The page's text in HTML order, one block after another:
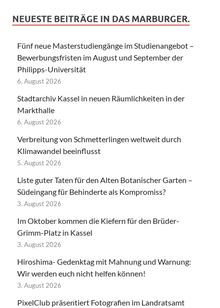
NEUESTE BEITRÄGE IN DAS MARBURGER.
Fünf neue Masterstudiengänge im Studienangebot –
Bewerbungsfristen im August und September der
Philipps-Universität
6. August 2026
Stadtarchiv Kassel in neuen Räumlichkeiten in der
Markthalle
6. August 2026
Verbreitung von Schmetterlingen weltweit durch
Klimawandel beeinflusst
5. August 2026
Liste guter Taten für den Alten Botanischer Garten –
Südeingang für Behinderte als Kompromiss?
3. August 2026
Im Oktober kommen die Kiefern für den Brüder-
Grimm-Platz in Kassel
3. August 2026
Hiroshima- Gedenktag mit Mahnung und Warnung:
Wir werden euch nicht helfen können!
3. August 2026
PixelClub präsentiert Fotografien im Landratsamt